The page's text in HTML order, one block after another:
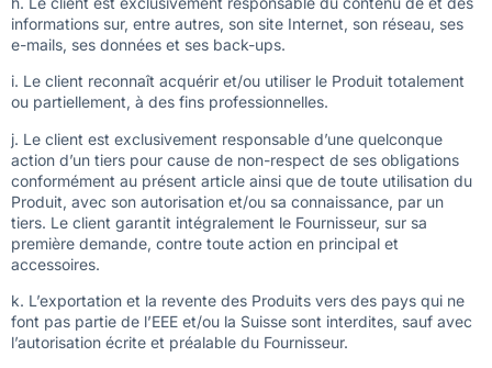
informations sur, entre autres, son site Internet, son réseau, ses
e-mails, ses données et ses back-ups.
i. Le client reconnaît acquérir et/ou utiliser le Produit totalement
ou partiellement, à des fins professionnelles.
j. Le client est exclusivement responsable d’une quelconque
action d’un tiers pour cause de non-respect de ses obligations
conformément au présent article ainsi que de toute utilisation du
Produit, avec son autorisation et/ou sa connaissance, par un
tiers. Le client garantit intégralement le Fournisseur, sur sa
première demande, contre toute action en principal et
accessoires.
k. L’exportation et la revente des Produits vers des pays qui ne
font pas partie de l’EEE et/ou la Suisse sont interdites, sauf avec
l’autorisation écrite et préalable du Fournisseur.